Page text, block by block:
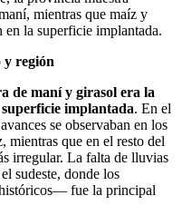
mientras que maíz y
la superficie implantada.
y región
de maní y girasol era la
implantada. En el
se observaban en los
mientras que en el resto del
irregular. La falta de lluvias
sudeste, donde los
fue la principal